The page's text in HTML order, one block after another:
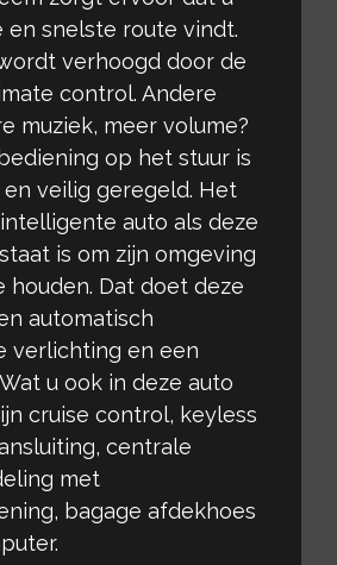
en snelste route vindt.
verhoogd door de
control. Andere
muziek, meer volume?
op het stuur is
veilig geregeld. Het
auto als deze
is om zijn omgeving
houden. Dat doet deze
automatisch
verlichting en een
u ook in deze auto
cruise control, keyless
centrale
met
bagage afdekhoes